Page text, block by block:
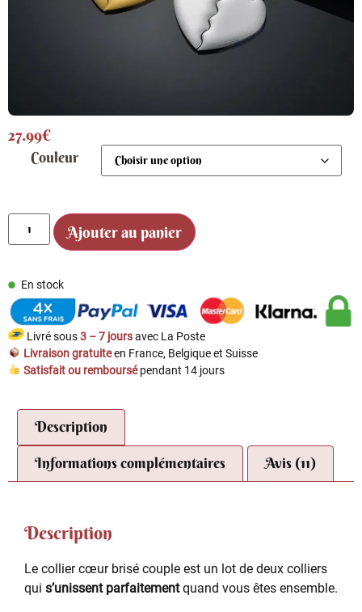
27.99€
Couleur
Ajouter au panier
En stock
Livré sous3 – 7 joursavec La Poste
Livraison gratuiteen France, Belgique et Suisse
Satisfait ou remboursépendant 14 jours
Description
Informations complémentaires Avis (11)
Description
Le collier cœur brisé couple est un lot de deux colliers
qui s’unissent parfaitementquand vous êtes ensemble.